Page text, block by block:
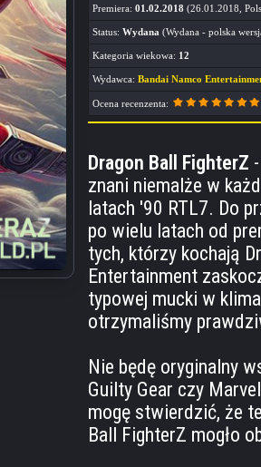
Premiera: 01.02.2018 (26.01.2018,
Status: Wydana (Wydana - polska
Kategoria wiekowa: 12
Wydawca: Bandai Namco
Ocena recenzenta:
Dragon Ball FighterZ
znani niemalże w
latach '90 RTL7. Do
po wielu latach od
tych, którzy kochają
Entertainment
typowej mucki w
otrzymaliśmy
Nie będę oryginalny
Guilty Gear czy
mogę stwierdzić, że
Ball FighterZ mogło